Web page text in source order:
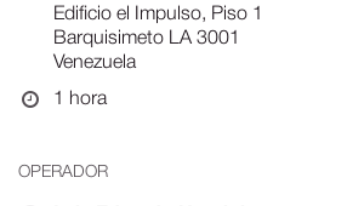
Edificio el Impulso, Piso 1
Barquisimeto LA 3001
Venezuela
1 hora
OPERADOR